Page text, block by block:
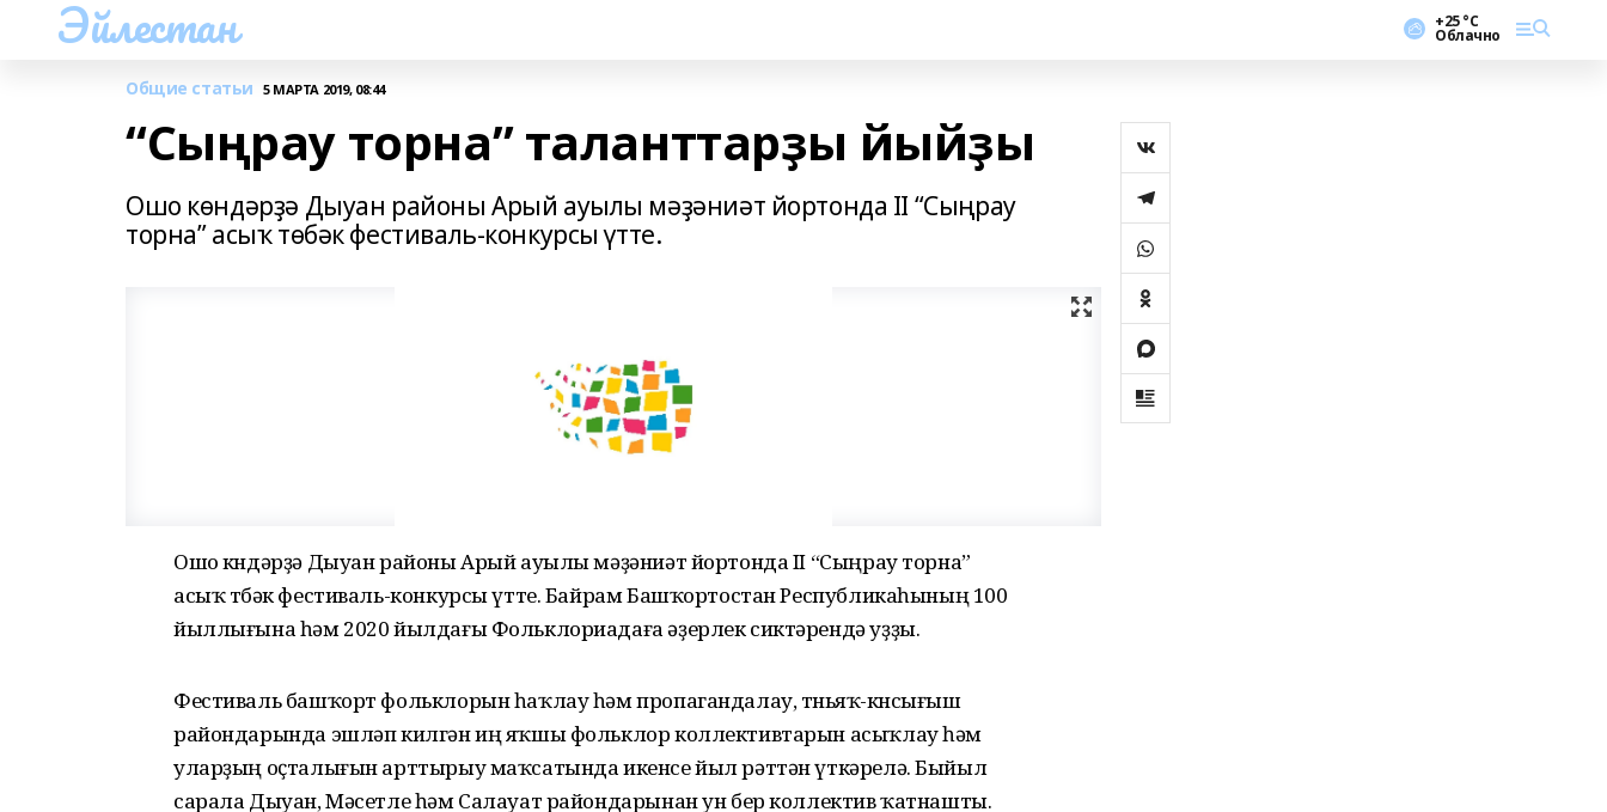
Эйлестан +25 °С
Облачно
Общие статьи 5 МАРТА 2019, 08:44
“Сыңрау торна” таланттарҙы йыйҙы
Ошо көндәрҙә Дыуан районы Арый ауылы мәҙәниәт йортонда II “Сыңрау
торна” асыҡ төбәк фестиваль-конкурсы үтте.
Ошо көндәрҙә Дыуан районы Арый ауылы мәҙәниәт йортонда II “Сыңрау торна”
асыҡ төбәк фестиваль-конкурсы үтте. Байрам Башҡортостан Республикаһының 100
йыллығына һәм 2020 йылдағы Фольклориадаға әҙерлек сиктәрендә уҙҙы.
Фестиваль башҡорт фольклорын һаҡлау һәм пропагандалау, төньяҡ-көнсығыш
райондарында эшләп килгән иң яҡшы фольклор коллективтарын асыҡлау һәм
уларҙың оҫталығын арттырыу маҡсатында икенсе йыл рәттән үткәрелә. Быйыл
сарала Дыуан, Мәсетле һәм Салауат райондарынан ун бер коллектив ҡатнашты.